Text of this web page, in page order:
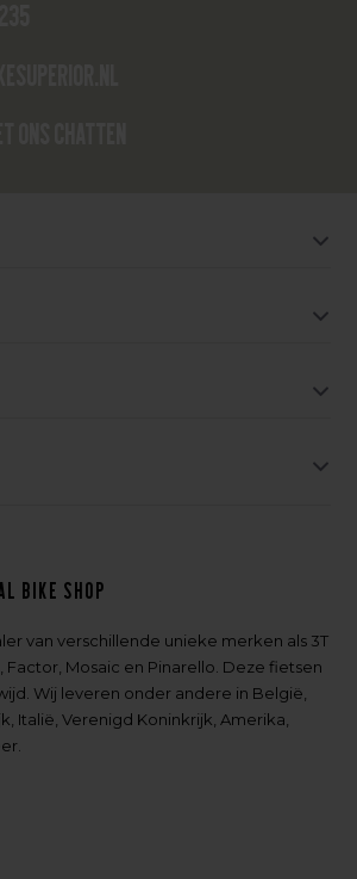
bike shop
van verschillende unieke merken als 3T
Factor, Mosaic en Pinarello. Deze fietsen
Wij leveren onder andere in België,
Italië, Verenigd Koninkrijk, Amerika,